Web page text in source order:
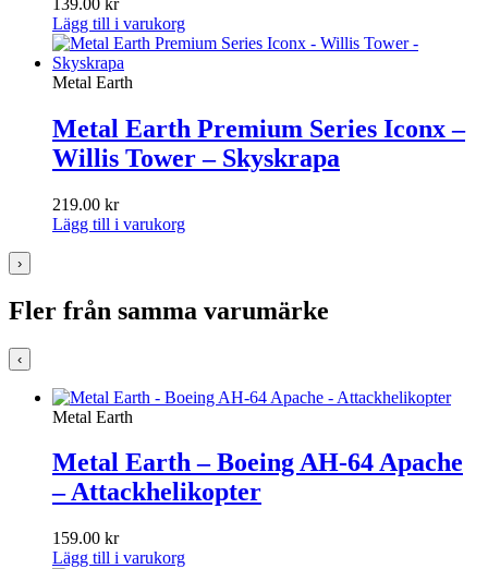
139.00 kr
Lägg till i varukorg
Metal Earth
Metal Earth Premium Series Iconx –
Willis Tower – Skyskrapa
219.00 kr
Lägg till i varukorg
›
Fler från samma varumärke
‹
Metal Earth
Metal Earth – Boeing AH-64 Apache
– Attackhelikopter
159.00 kr
Lägg till i varukorg